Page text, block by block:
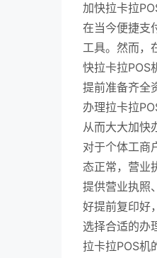
加快拉卡拉
在当今便捷支
工具。然而，
快拉卡拉POS
提前准备齐全
办理拉卡拉
从而大大加快
对于个体工商
态正常，营业
提供营业执照
好提前复印好
选择合适的办
拉卡拉POS机